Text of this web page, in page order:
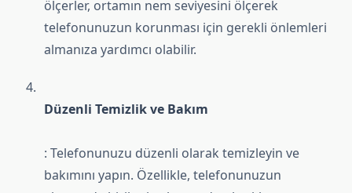
ölçerler, ortamın nem seviyesini ölçerek
telefonunuzun korunması için gerekli önlemleri
almanıza yardımcı olabilir.
Düzenli Temizlik ve Bakım
: Telefonunuzu düzenli olarak temizleyin ve
bakımını yapın. Özellikle, telefonunuzun